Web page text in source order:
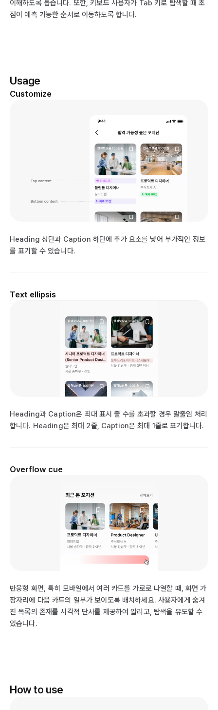
이해하도록 돕습니다. 또한, 키보드 사용자가 Tab 키로 탐색할 때 초
점이 예측 가능한 순서로 이동하도록 합니다.
Usage
Customize
Heading 상단과 Caption 하단에 추가 요소를 넣어 부가적인 정보
를 표기할 수 있습니다.
Text ellipsis
Heading과 Caption은 최대 표시 줄 수를 초과할 경우 말줄임 처리
합니다. Heading은 최대 2줄, Caption은 최대 1줄로 표기합니다.
Overflow cue
반응형 화면, 특히 모바일에서 여러 카드를 가로로 나열할 때, 화면 가
장자리에 다음 카드의 일부가 보이도록 배치하세요. 사용자에게 숨겨
진 목록의 존재를 시각적 단서를 제공하여 알리고, 탐색을 유도할 수
있습니다.
How to use